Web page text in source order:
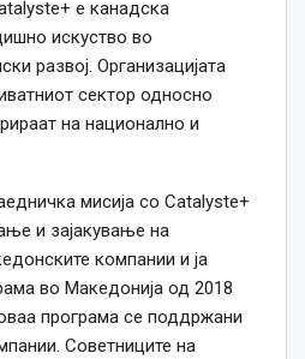
е канадска
искуство во
развој. Организацијата
сектор односно
на национално и
мисија со Catalyste+
и зајакување на
компании и ја
во Македонија од 2018
програма се поддржани
Советниците на